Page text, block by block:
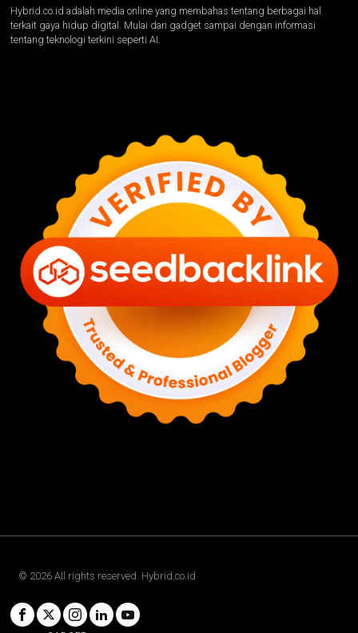
Hybrid.co.id adalah media online yang membahas tentang berbagai hal
terkait gaya hidup digital. Mulai dari gadget sampai dengan informasi
tentang teknologi terkini seperti AI.
© 2026 All rights reserved. Hybrid.co.id